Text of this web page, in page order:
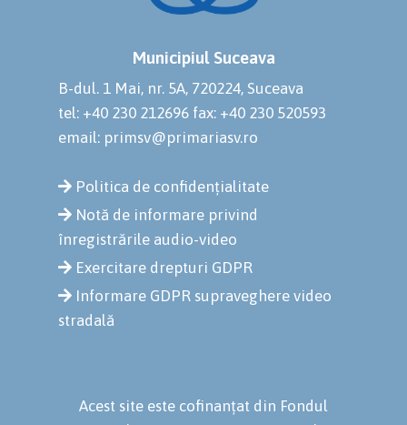
Municipiul Suceava
B-dul. 1 Mai, nr. 5A, 720224, Suceava
tel: +40 230 212696 fax: +40 230 520593
email: primsv@primariasv.ro
Politica de confidențialitate
Notă de informare privind
înregistrările audio-video
Exercitare drepturi GDPR
Informare GDPR supraveghere video
stradală
Acest site este cofinanțat din Fondul